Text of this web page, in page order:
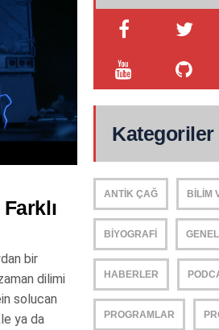
bir
dilimi
solucan
ya da
Kategoriler
ANTIK ÇAĞ BILIM
BIYOGRAFI GENEL
HABERLER
PROGRAMLAR